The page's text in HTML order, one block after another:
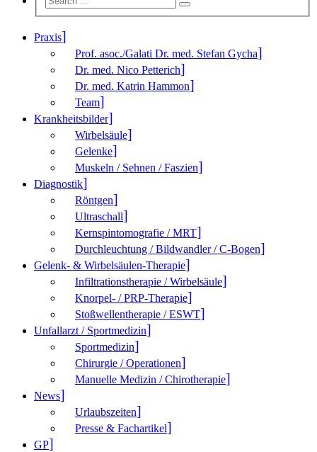
Praxis
Prof. asoc./Galati Dr. med. Stefan Gycha
Dr. med. Nico Petterich
Dr. med. Katrin Hammon
Team
Krank­heitsbilder
Wirbelsäule
Gelenke
Muskeln / Sehnen / Faszien
Diagnostik
Röntgen
Ultraschall
Kernspintomografie / MRT
Durchleuchtung / Bildwandler / C-Bogen
Gelenk- & Wirbelsäulen-Therapie
Infiltrationstherapie / Wirbelsäule
Knorpel- / PRP-Therapie
Stoßwellentherapie / ESWT
Unfallarzt / Sportmedizin
Sportmedizin
Chirurgie / Operationen
Manuelle Medizin / Chirotherapie
News
Urlaubszeiten
Presse & Fachartikel
GP